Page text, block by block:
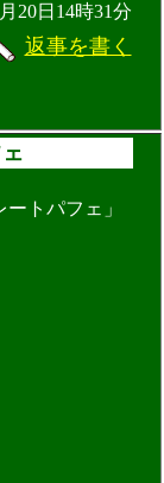
20日14時31分
返事を書く
トパフェ」